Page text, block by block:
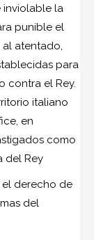
inviolable la
punible el
atentado,
para
contra el Rey.
italiano
en
como
del Rey
el derecho de
del